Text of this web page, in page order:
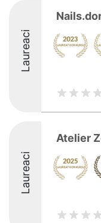
Laureaci
Laureaci
Atelier